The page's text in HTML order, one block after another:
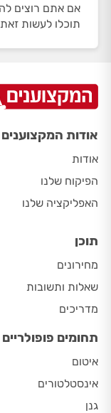
אם אתם רוצים
תוכלו לעשות
אודות המקצוענים
אודות
הפיקוח שלנו
האפליקציה שלנו
תוכן
מחירונים
שאלות ותשובות
מדריכים
תחומים פופולריים
איטום
אינסטלטורים
גנן